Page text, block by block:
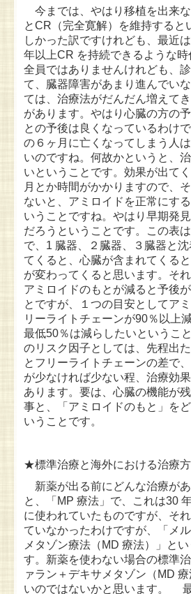
今までは、やはり移植を出来
とCR（完全寛解）を維持すると
しかった訳ですけれども、最近
年以上CR を持続できるような時
全員ではありませんけれども、
て、臓器障害があまり進んでい
ては、治療法がだんだん増えて
があります。やはり心臓の方の
との予後は良くなっているわけ
の６ヶ月に亡くなってしまう人
いのですね。何故かというと、
いということです。効果が出て
月とか時間がかかりますので、
ないと、アミロイドを正常にす
いうことですね。やはり早期発
だろうということです。この表
で、1 臓器、２臓器、３臓器と
てくると、心臓が含まれてくる
が変わってくると思います。そ
アミロイドのもとが減ると予後
とですが、１つの目安としてア
リーライトチェーンが90％以上
最低50％は減らしたいというこ
のリスク因子としては、先程出
とフリーライトチェーンの差で
が少なければ少ない程、治療効
あります。要は、心臓の機能が
事と、「アミロイドのもと」を
いうことです。
★標準治療と海外における治療
新薬が出る前にどんな治療が
と、「MP 療法」で、これは30
に使われていたものですが、そ
ていなかったわけですが、「メ
メタゾン療法（MD 療法）」と
す。新薬を使わない場合の標準
ァラン＋デキサメタゾン（MD
いのではないかと思います。 最近、いろいろな方